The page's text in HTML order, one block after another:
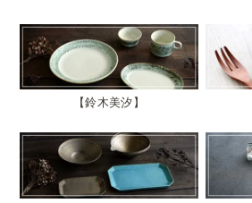
鈴木美汐